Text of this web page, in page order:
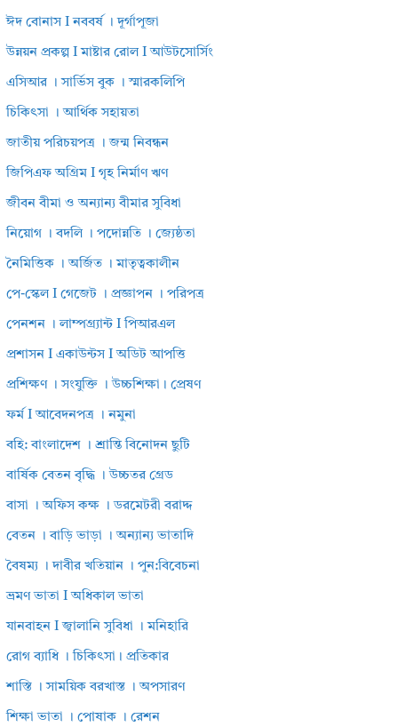
ঈদ বোনাস I নববর্ষ । দূর্গাপূজা
উন্নয়ন প্রকল্প I মাষ্টার রোল I আউটসোর্সিং
এসিআর । সার্ভিস বুক । স্মারকলিপি
চিকিৎসা । আর্থিক সহায়তা
জাতীয় পরিচয়পত্র । জন্ম নিবন্ধন
জিপিএফ অগ্রিম I গৃহ নির্মাণ ঋণ
জীবন বীমা ও অন্যান্য বীমার সুবিধা
নিয়োগ । বদলি । পদোন্নতি । জ্যেষ্ঠতা
নৈমিত্তিক । অর্জিত । মাতৃত্বকালীন
পে-স্কেল I গেজেট । প্রজ্ঞাপন । পরিপত্র
পেনশন । লাম্পগ্র্যান্ট I পিআরএল
প্রশাসন I একাউন্টস I অডিট আপত্তি
প্রশিক্ষণ । সংযুক্তি । উচ্চশিক্ষা। প্রেষণ
ফর্ম I আবেদনপত্র । নমুনা
বহি: বাংলাদেশ । শ্রান্তি বিনোদন ছুটি
বার্ষিক বেতন বৃদ্ধি । উচ্চতর গ্রেড
বাসা । অফিস কক্ষ । ডরমেটরী বরাদ্দ
বেতন । বাড়ি ভাড়া । অন্যান্য ভাতাদি
বৈষম্য । দাবীর খতিয়ান । পুন:বিবেচনা
ভ্রমণ ভাতা I অধিকাল ভাতা
যানবাহন I জ্বালানি সুবিধা । মনিহারি
রোগ ব্যাধি । চিকিৎসা। প্রতিকার
শাস্তি । সাময়িক বরখাস্ত । অপসারণ
শিক্ষা ভাতা । পোষাক । রেশন